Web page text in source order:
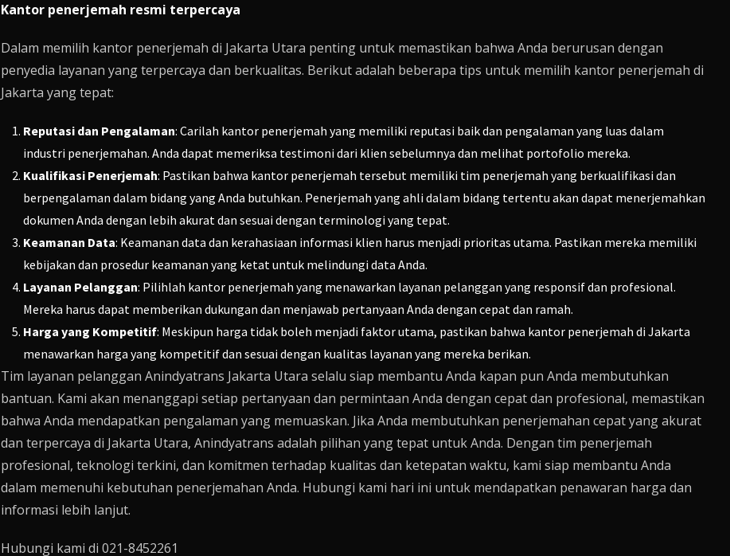
Kantor penerjemah resmi terpercaya
Dalam memilih kantor penerjemah di Jakarta Utara penting untuk memastikan bahwa Anda berurusan dengan
penyedia layanan yang terpercaya dan berkualitas. Berikut adalah beberapa tips untuk memilih kantor penerjemah di
Jakarta yang tepat:
Reputasi dan Pengalaman: Carilah kantor penerjemah yang memiliki reputasi baik dan pengalaman yang luas dalam
industri penerjemahan. Anda dapat memeriksa testimoni dari klien sebelumnya dan melihat portofolio mereka.
Kualifikasi Penerjemah: Pastikan bahwa kantor penerjemah tersebut memiliki tim penerjemah yang berkualifikasi dan
berpengalaman dalam bidang yang Anda butuhkan. Penerjemah yang ahli dalam bidang tertentu akan dapat menerjemahkan
dokumen Anda dengan lebih akurat dan sesuai dengan terminologi yang tepat.
Keamanan Data: Keamanan data dan kerahasiaan informasi klien harus menjadi prioritas utama. Pastikan mereka memiliki
kebijakan dan prosedur keamanan yang ketat untuk melindungi data Anda.
Layanan Pelanggan: Pilihlah kantor penerjemah yang menawarkan layanan pelanggan yang responsif dan profesional.
Mereka harus dapat memberikan dukungan dan menjawab pertanyaan Anda dengan cepat dan ramah.
Harga yang Kompetitif: Meskipun harga tidak boleh menjadi faktor utama, pastikan bahwa kantor penerjemah di Jakarta
menawarkan harga yang kompetitif dan sesuai dengan kualitas layanan yang mereka berikan.
Tim layanan pelanggan Anindyatrans Jakarta Utara selalu siap membantu Anda kapan pun Anda membutuhkan
bantuan. Kami akan menanggapi setiap pertanyaan dan permintaan Anda dengan cepat dan profesional, memastikan
bahwa Anda mendapatkan pengalaman yang memuaskan. Jika Anda membutuhkan penerjemahan cepat yang akurat
dan terpercaya di Jakarta Utara, Anindyatrans adalah pilihan yang tepat untuk Anda. Dengan tim penerjemah
profesional, teknologi terkini, dan komitmen terhadap kualitas dan ketepatan waktu, kami siap membantu Anda
dalam memenuhi kebutuhan penerjemahan Anda. Hubungi kami hari ini untuk mendapatkan penawaran harga dan
informasi lebih lanjut.
Hubungi kami di 021-8452261